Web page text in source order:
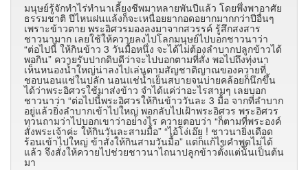
มนุษย์รู้จักทำไร่ทำนาเลี้ยงชีพมาหลายพันปีแล้ว โดยพึ่งพาอาศัย
ธรรมชาติ ปีไหนฝนแล้งก็จะเหนื่อยยากอดอยากมากกว่าปีอื่นๆ
เพราะข้าวตาย พระอิศวรมองลงมาจากสวรรค์ รู้สึกสงสาร
ชาวนามาก เลยใช้ให้ควายลงไปโลกมนุษย์ไปบอกชาวนาว่า
“ต่อไปนี้ ให้กินข้าว 3 วันมื้อหนึ่ง จะได้ไม่ต้องลำบากปลูกข้าวได้
พอกิน” ควายรับปากดิบดีว่าจะไปบอกตามที่สั่ง พอไปถึงทุ่งนา
เห็นหนองน้ำใหญ่น่าลงไปเล่นตามสัญชาติญาณของควายที่
ชอบนอนแช่ในปลัก นอนแช่น้ำเย็นสบายจนบ่ายคล้อยก็นึกขึ้น
ได้ว่าพระอิศวรใช้มาส่งข้าว จำได้แค่ว่าอะไรสามๆ เลยบอก
ชาวนาว่า “ต่อไปนี้พระอิศวรให้กินข้าววันละ 3 มื้อ จากที่ลำบาก
อยู่แล้วยิ่งลำบากเข้าไปใหญ่ พอกลับไปเฝ้าพระอิศวร พระอิศวร
ทวนถามว่าไปบอกเขาว่าอย่างไร ควายตอบว่า “ก็ตามที่พระองค์
สั่งพระเจ้าค่ะ ให้กินวันละสามมื้อ” “ไอ้โง่เอ๊ย ! ชาวนายิ่งเดือด
ร้อนเข้าไปใหญ่ ข้าสั่งให้กินสามวันมื้อ” แต่ก็แก้ไขคำพูดไม่ได้
แล้ว จึงสั่งให้ควายไปช่วยชาวนาไถนาปลูกข้าวตั้งแต่นั้นเป็นต้น
มา